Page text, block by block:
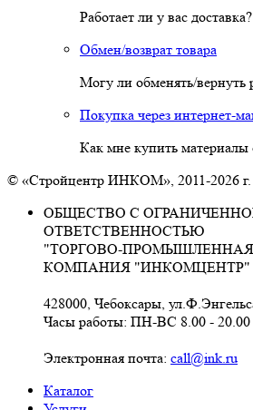
Работает ли у вас доставка?
Обмен/возврат товара
Могу ли обменять/вернуть
Покупка через интернет-
Как мне купить материалы
© «Стройцентр ИНКОМ», 2011-2026 г.
ОБЩЕСТВО С
ОТВЕТСТВЕННОСТЬЮ
"ТОРГОВО-ПРОМЫШЛЕННАЯ
КОМПАНИЯ "ИНКОМЦЕНТР"
428000, Чебоксары,
Часы работы: ПН-ВС 8.00 - 20.00
Электронная почта: call@ink.ru
Каталог